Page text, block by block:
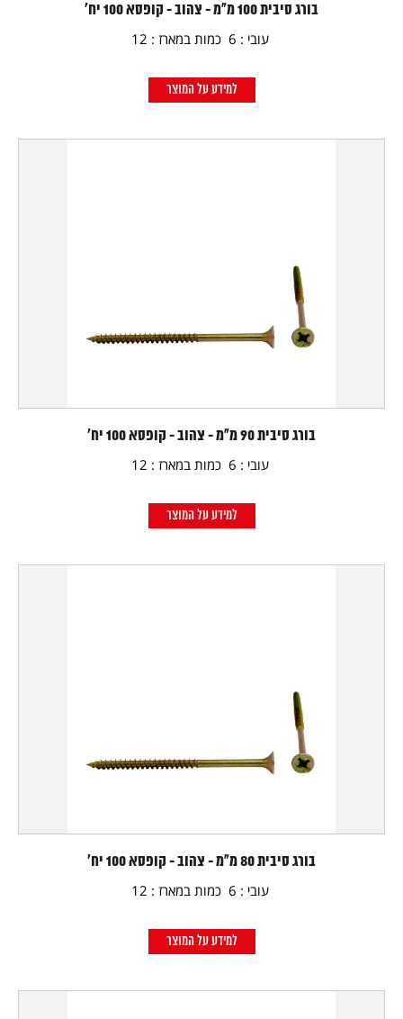
בורג סיבית 100 מ"מ - צהוב - קופסא 100 יח'
עובי : 6 כמות במארז : 12
למידע על המוצר
בורג סיבית 90 מ"מ - צהוב - קופסא 100 יח'
עובי : 6 כמות במארז : 12
למידע על המוצר
בורג סיבית 80 מ"מ - צהוב - קופסא 100 יח'
עובי : 6 כמות במארז : 12
למידע על המוצר